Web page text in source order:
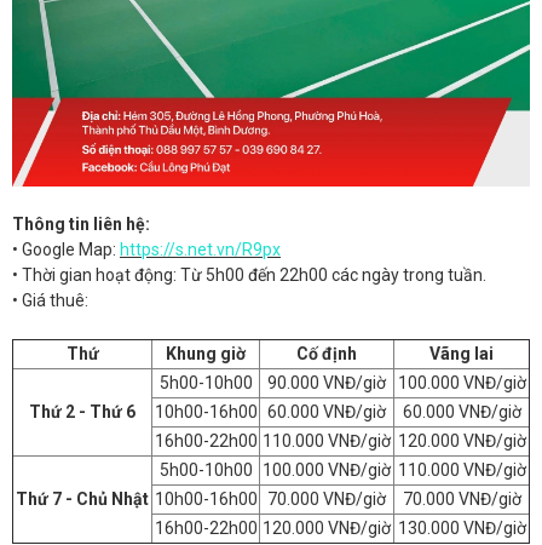
Thông tin liên hệ:
• Google Map: https://s.net.vn/R9px
• Thời gian hoạt động: Từ 5h00 đến 22h00 các ngày trong tuần.
• Giá thuê:
Thứ Khung giờ Cố định Vãng lai
Thứ 2 - Thứ 6
5h00-10h00 90.000 VNĐ/giờ
100.000 VNĐ/giờ
10h00-16h00 60.000 VNĐ/giờ
60.000 VNĐ/giờ
16h00-22h00 110.000 VNĐ/giờ 120.000 VNĐ/giờ
Thứ 7 - Chủ Nhật
5h00-10h00 100.000 VNĐ/giờ 110.000 VNĐ/giờ
10h00-16h00
70.000 VNĐ/giờ
70.000 VNĐ/giờ
16h00-22h00 120.000 VNĐ/giờ 130.000 VNĐ/giờ